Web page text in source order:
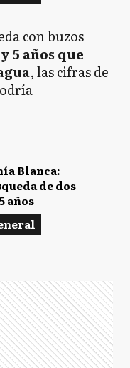
con buzos
5 años que
, las cifras de
Blanca:
de dos
años